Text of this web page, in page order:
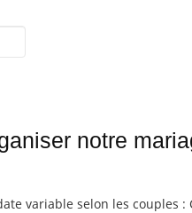
notre
variable selon les couples :